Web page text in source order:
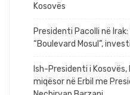
Kosovës
Presidenti Pacolli në
“Boulevard Mosul”,
Ish-Presidenti i
miqësor në Erbil me